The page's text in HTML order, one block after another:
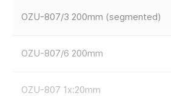
OZU-807/3 200mm (segmented)
OZU-807/6 200mm
OZU-807 1x:20mm